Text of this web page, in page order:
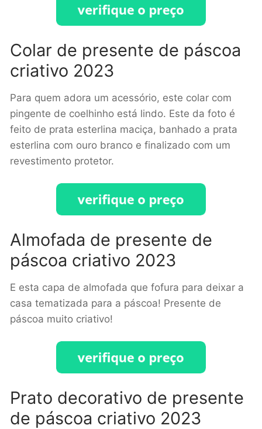
Colar de presente de páscoa
criativo 2023
Para quem adora um acessório, este colar com
pingente de coelhinho está lindo. Este da foto é
feito de prata esterlina maciça, banhado a prata
esterlina com ouro branco e finalizado com um
revestimento protetor.
Almofada de presente de
páscoa criativo 2023
E esta capa de almofada que fofura para deixar a
casa tematizada para a páscoa! Presente de
páscoa muito criativo!
Prato decorativo de presente
de páscoa criativo 2023